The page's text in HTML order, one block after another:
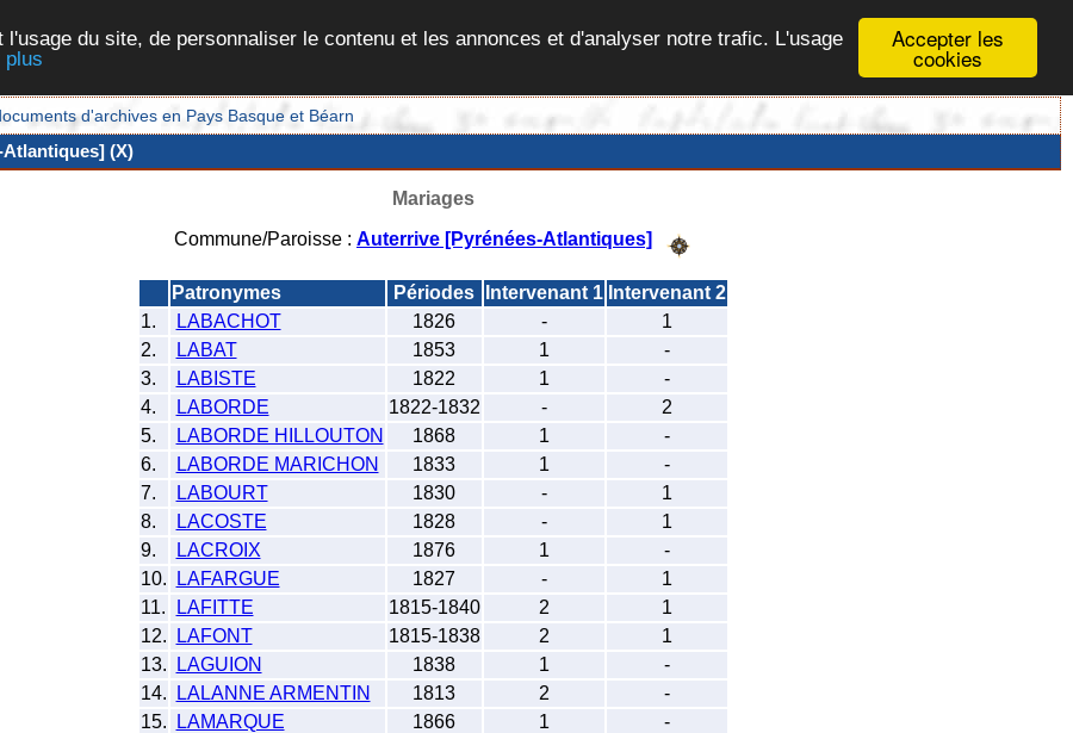
Accepter les
cookies
du site, de personnaliser le contenu et les annonces et d'analyser notre trafic. L'usage
plus
d'archives en Pays Basque et Béarn
(X)
Mariages
Commune/Paroisse : Auterrive [Pyrénées-Atlantiques]
Patronymes Périodes Intervenant 1 Intervenant 2
1.
LABACHOT 1826 -
1
2.
LABAT 1853 1
-
3.
LABISTE 1822 1
-
4.
LABORDE 1822-1832 -
2
5.
LABORDE HILLOUTON 1868 1
-
6.
LABORDE MARICHON 1833 1
-
7.
LABOURT 1830 -
1
8.
LACOSTE 1828 -
1
9.
LACROIX 1876 1
-
10.
LAFARGUE 1827 -
1
11.
LAFITTE 1815-1840 2
1
12.
LAFONT 1815-1838 2
1
13.
LAGUION 1838 1
-
14.
LALANNE ARMENTIN 1813 2
-
15.
LAMARQUE 1866 1
-